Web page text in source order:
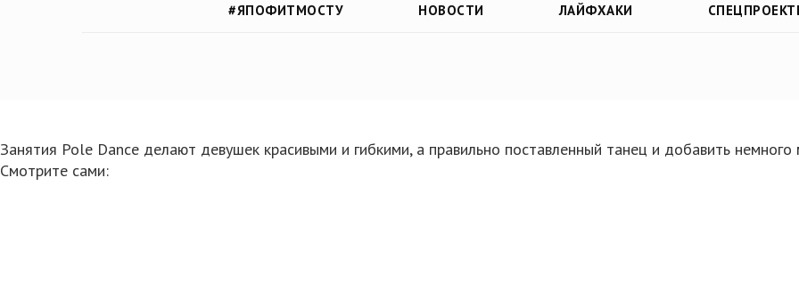
#ЯПОФИТМОСТУ НОВОСТИ ЛАЙФХАКИ
Занятия Pole Dance делают девушек красивыми и гибкими, а правильно поставленный танец и добавить немного
Смотрите сами: